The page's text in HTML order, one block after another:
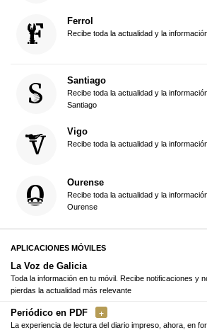
Ferrol
Recibe toda la actualidad y la
Santiago
Recibe toda la actualidad y la
Santiago
Vigo
Recibe toda la actualidad y la
Ourense
Recibe toda la actualidad y la
Ourense
APLICACIONES MÓVILES
La Voz de Galicia
Toda la información en tu móvil. Recibe notificaciones y
pierdas la actualidad más relevante
Periódico en PDF
La experiencia de lectura del diario impreso, ahora, en